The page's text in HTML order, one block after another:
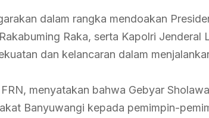
dalam rangka mendoakan
Raka, serta Kapolri
dan kelancaran dalam
menyatakan bahwa Gebyar
Banyuwangi kepada pemimpin-